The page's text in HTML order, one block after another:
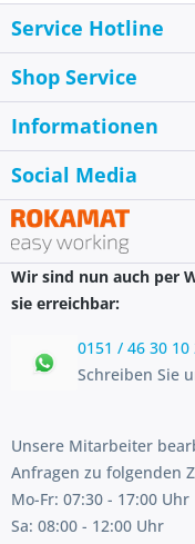
Service Hotline
Shop Service
Informationen
Social Media
Wir sind nun auch per
sie erreichbar:
0151 / 46 30 10
Schreiben Sie
Unsere Mitarbeiter
Anfragen zu folgenden
Mo-Fr: 07:30 - 17:00 Uhr
Sa: 08:00 - 12:00 Uhr